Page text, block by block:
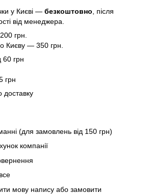
у Києві — безкоштовно
після
від менеджера.
грн.
Києву — 350 грн.
грн
грн
доставку
(для замовлень від 150 грн)
компанії
мову напису або замовити